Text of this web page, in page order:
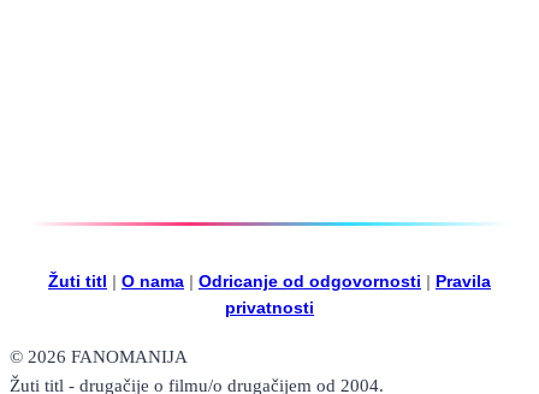
Žuti titl | O nama | Odricanje od odgovornosti | Pravila
privatnosti
© 2026 FANOMANIJA
Žuti titl - drugačije o filmu/o drugačijem od 2004.